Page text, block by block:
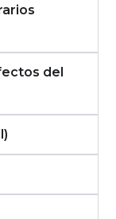
del